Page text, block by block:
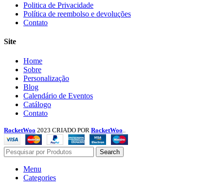
Menu
Politica de Privacidade
Política de reembolso e devoluções
Contato
Site
Menu
Home
Sobre
Personalização
Blog
Calendário de Eventos
Catálogo
Contato
RocketWoo 2023 CRIADO POR RocketWoo
Search
Menu
Categories